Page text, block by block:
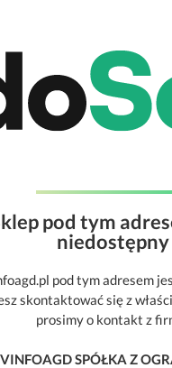
pod tym
niedostępny
pod tym adresem
skontaktować się z
prosimy o kontakt z
SPÓŁKA Z